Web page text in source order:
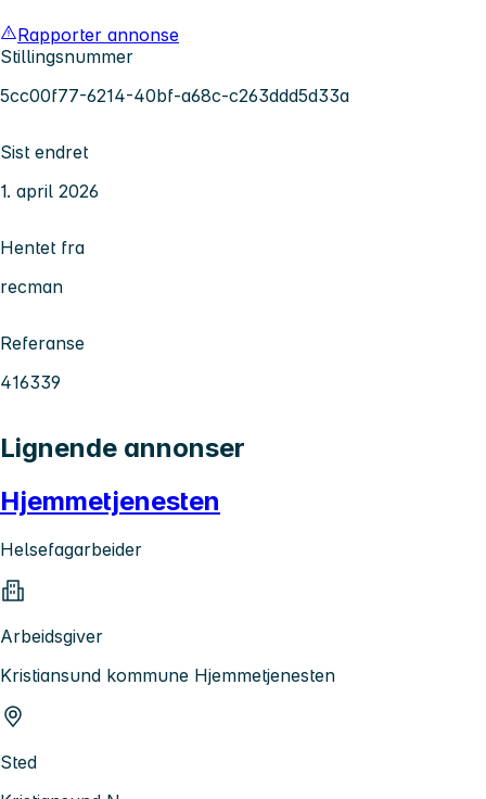
Rapporter annonse
Stillingsnummer
5cc00f77-6214-40bf-a68c-c263ddd5d33a
Sist endret
1. april 2026
Hentet fra
recman
Referanse
416339
Lignende annonser
Hjemmetjenesten
Helsefagarbeider
Arbeidsgiver
Kristiansund kommune Hjemmetjenesten
Sted